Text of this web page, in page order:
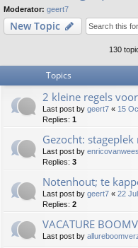
Moderator: geert7
New Topic
130
Topics
2 kleine regels
Last post by geert7 « 15
Replies: 1
Gezocht:
Last post by enricovanwees
Replies: 3
Notenhout; te
Last post by geert7 « 22
Replies: 2
VACATURE
Last post by